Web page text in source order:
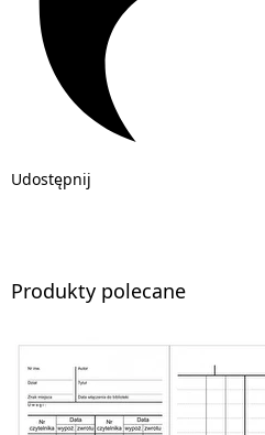
Udostępnij
Produkty polecane